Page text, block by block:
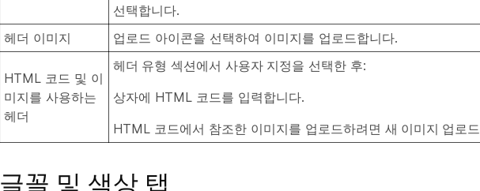
선택합니다.
헤더 이미지
업로드 아이콘을 선택하여 이미지를 업로드합니다.
HTML 코드 및 이
미지를 사용하는
헤더
헤더 유형 섹션에서 사용자 지정을 선택한 후:
상자에 HTML 코드를 입력합니다.
HTML 코드에서 참조한 이미지를 업로드하려면 새 이미지 업로드
글꼴 및 색상 탭